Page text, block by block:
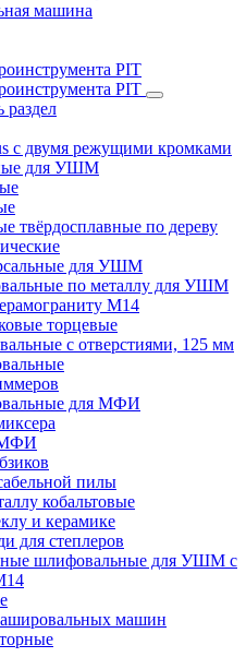
машина
PIT
PIT
раздел
c двумя режущими кромками
для УШМ
твёрдосплавные по дереву
для УШМ
по металлу для УШМ
M14
торцевые
с отверстиями, 125 мм
для МФИ
МФИ
пилы
кобальтовые
и керамике
для степлеров
шлифовальные для УШМ с
машин